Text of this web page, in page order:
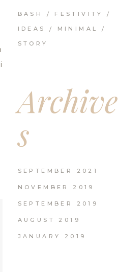
BASH FESTIVITY
IDEAS MINIMAL
STORY
Archive
s
SEPTEMBER 2021
NOVEMBER 2019
SEPTEMBER 2019
AUGUST 2019
JANUARY 2019